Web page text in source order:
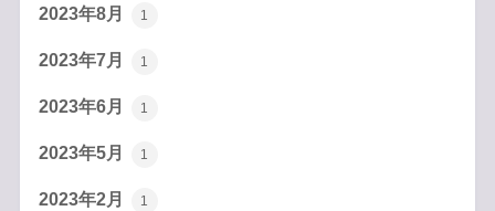
2023年8月 1
2023年7月 1
2023年6月 1
2023年5月 1
2023年2月 1